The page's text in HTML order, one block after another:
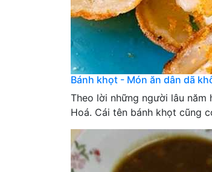
Bánh khọt - Món ăn dân dã
Theo lời những người lâu năm
Hoá. Cái tên bánh khọt cũng